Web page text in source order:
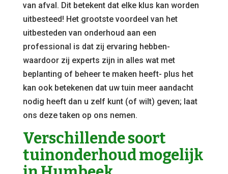
van afval. Dit betekent dat elke klus kan worden
uitbesteed! Het grootste voordeel van het
uitbesteden van onderhoud aan een
professional is dat zij ervaring hebben-
waardoor zij experts zijn in alles wat met
beplanting of beheer te maken heeft- plus het
kan ook betekenen dat uw tuin meer aandacht
nodig heeft dan u zelf kunt (of wilt) geven; laat
ons deze taken op ons nemen.
Verschillende soort
tuinonderhoud mogelijk